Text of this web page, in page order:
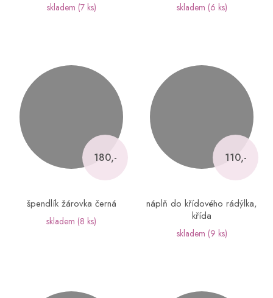
skladem (7 ks) skladem (6 ks)
180,-
špendlík žárovka černá
skladem (8 ks)
110,-
náplň do křídového rádýlka,
křída
skladem (9 ks)